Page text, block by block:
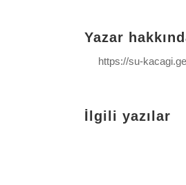
Yazar
https://su-
İlgili yazılar